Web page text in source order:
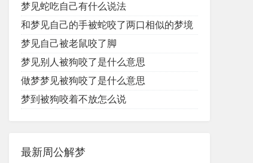
梦见蛇吃自己有什么说法
和梦见自己的手被蛇咬了两口相似的梦境
梦见自己被老鼠咬了脚
梦见别人被狗咬了是什么意思
做梦梦见被狗咬了是什么意思
梦到被狗咬着不放怎么说
最新周公解梦